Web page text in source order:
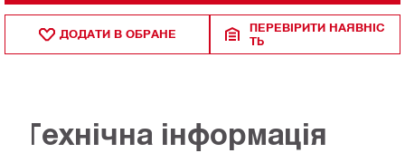
ДОДАТИ В ОБРАНЕ
ПЕРЕВІРИТИ НАЯВНІС
ТЬ
Технічна інформація